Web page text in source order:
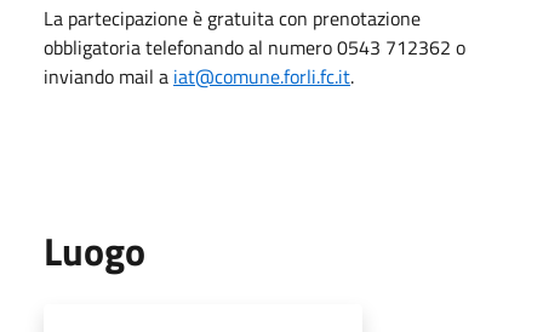
La partecipazione è gratuita con prenotazione
obbligatoria telefonando al numero 0543 712362 o
inviando mail a iat@comune.forli.fc.it.
Luogo